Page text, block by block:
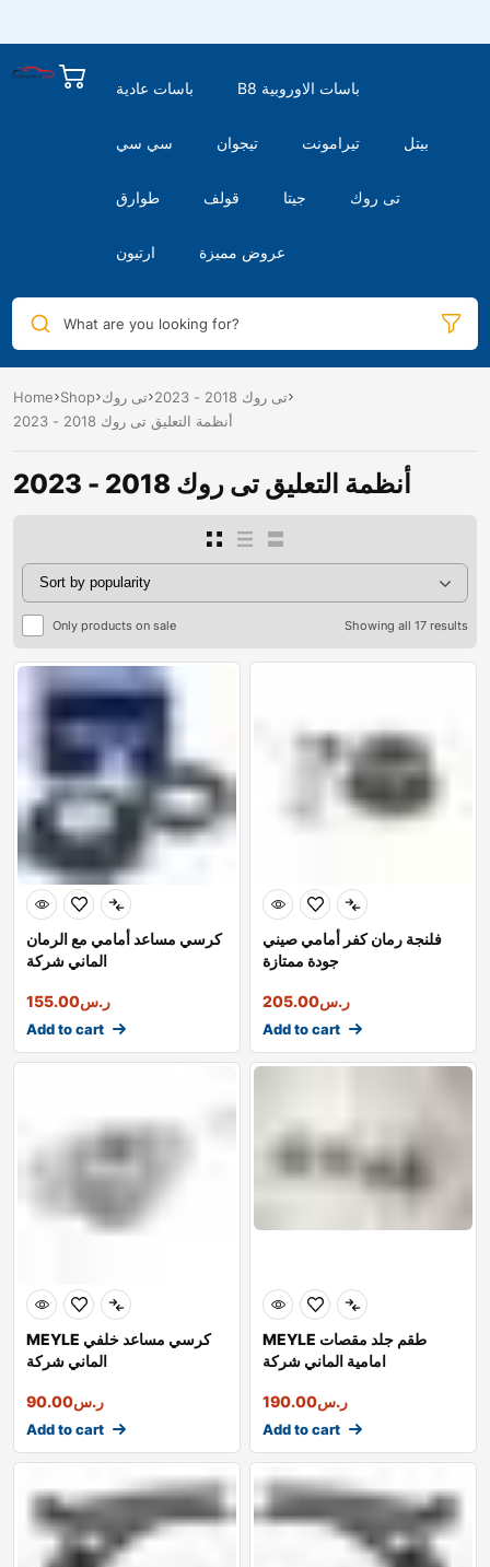
باسات عادية B8 باسات الاوروبية
سي سي تيجوان تيرامونت بيتل
طوارق قولف جيتا تى روك
ارتيون عروض مميزة
What are you looking for?
Home Shop تى روك
تى روك 2018 - 2023
أنظمة التعليق تى روك 2018 - 2023
أنظمة التعليق تى روك 2018 - 2023
Only products on sale Showing all 17 results
كرسي مساعد أمامي مع الرمان
الماني شركة
ر.س155.00
Add to cart
فلنجة رمان كفر أمامي صيني
جودة ممتازة
ر.س205.00
Add to cart
MEYLE كرسي مساعد خلفي
الماني شركة
ر.س90.00
Add to cart
MEYLE طقم جلد مقصات
امامية الماني شركة
ر.س190.00
Add to cart